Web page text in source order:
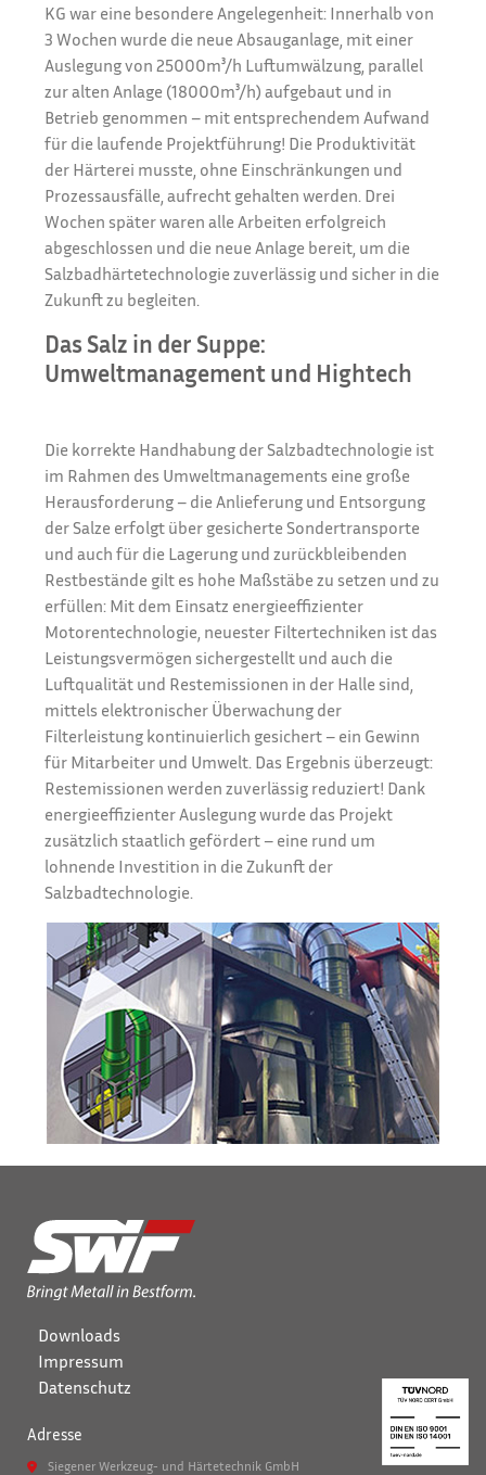
KG war eine besondere Angelegenheit: Innerhalb von
3 Wochen wurde die neue Absauganlage, mit einer
Auslegung von 25000m³/h Luftumwälzung, parallel
zur alten Anlage (18000m³/h) aufgebaut und in
Betrieb genommen – mit entsprechendem Aufwand
für die laufende Projektführung! Die Produktivität
der Härterei musste, ohne Einschränkungen und
Prozessausfälle, aufrecht gehalten werden. Drei
Wochen später waren alle Arbeiten erfolgreich
abgeschlossen und die neue Anlage bereit, um die
Salzbadhärtetechnologie zuverlässig und sicher in die
Zukunft zu begleiten.
Das Salz in der Suppe:
Umweltmanagement und Hightech
Die korrekte Handhabung der Salzbadtechnologie ist
im Rahmen des Umweltmanagements eine große
Herausforderung – die Anlieferung und Entsorgung
der Salze erfolgt über gesicherte Sondertransporte
und auch für die Lagerung und zurückbleibenden
Restbestände gilt es hohe Maßstäbe zu setzen und zu
erfüllen: Mit dem Einsatz energieeffizienter
Motorentechnologie, neuester Filtertechniken ist das
Leistungsvermögen sichergestellt und auch die
Luftqualität und Restemissionen in der Halle sind,
mittels elektronischer Überwachung der
Filterleistung kontinuierlich gesichert – ein Gewinn
für Mitarbeiter und Umwelt. Das Ergebnis überzeugt:
Restemissionen werden zuverlässig reduziert! Dank
energieeffizienter Auslegung wurde das Projekt
zusätzlich staatlich gefördert – eine rund um
lohnende Investition in die Zukunft der
Salzbadtechnologie.
Downloads
Impressum
Datenschutz
Adresse
Siegener Werkzeug- und Härtetechnik GmbH